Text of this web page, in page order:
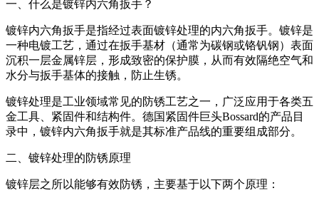
一、什么是镀锌内六角扳手？
镀锌内六角扳手是指经过表面镀锌处理的内六角扳手。镀锌是
一种电镀工艺，通过在扳手基材（通常为碳钢或铬钒钢）表面
沉积一层金属锌层，形成致密的保护膜，从而有效隔绝空气和
水分与扳手基体的接触，防止生锈。
镀锌处理是工业领域常见的防锈工艺之一，广泛应用于各类五
金工具、紧固件和结构件。德国紧固件巨头Bossard的产品目
录中，镀锌内六角扳手就是其标准产品线的重要组成部分。
二、镀锌处理的防锈原理
镀锌层之所以能够有效防锈，主要基于以下两个原理：